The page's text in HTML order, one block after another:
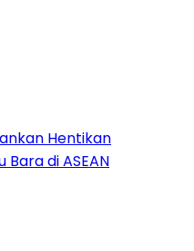
Hentikan
di ASEAN